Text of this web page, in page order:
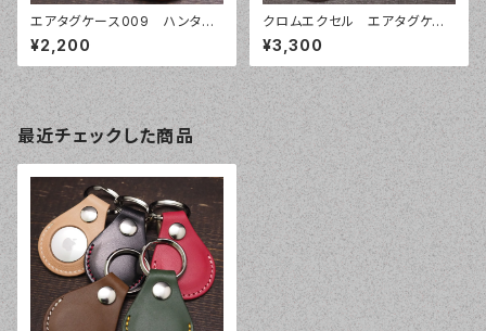
エアタグケース009 ハンター
カブ CT125 本革レザー エア
タグ ケース カバー AirTag 栃
木レザー 姫路レザー キーホ
ルダー
¥2,200
クロムエクセル エアタグケー
ス コインキーホルダー 本革
レザー エアタグ ケース カバー
AirTag キーホルダー
¥3,300
最近チェックした商品